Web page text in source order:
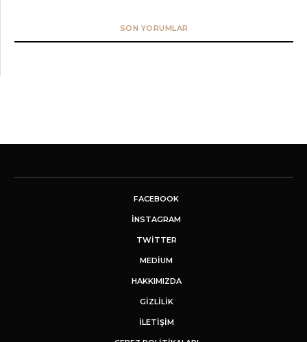
SON YORUMLAR
FACEBOOK
INSTAGRAM
TWITTER
MEDIUM
HAKKIMIZDA
GİZLİLİK
İLETIŞIM